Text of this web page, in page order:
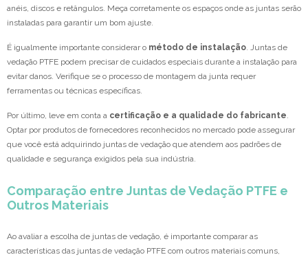
anéis, discos e retângulos. Meça corretamente os espaços onde as juntas serão
instaladas para garantir um bom ajuste.
É igualmente importante considerar o método de instalação. Juntas de
vedação PTFE podem precisar de cuidados especiais durante a instalação para
evitar danos. Verifique se o processo de montagem da junta requer
ferramentas ou técnicas específicas.
Por último, leve em conta a certificação e a qualidade do fabricante.
Optar por produtos de fornecedores reconhecidos no mercado pode assegurar
que você está adquirindo juntas de vedação que atendem aos padrões de
qualidade e segurança exigidos pela sua indústria.
Comparação entre Juntas de Vedação PTFE e
Outros Materiais
Ao avaliar a escolha de juntas de vedação, é importante comparar as
características das juntas de vedação PTFE com outros materiais comuns,